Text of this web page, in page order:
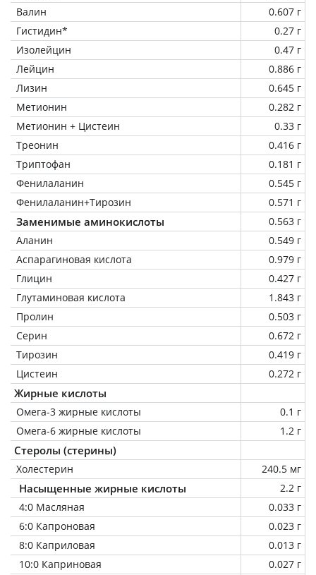
Валин
0.607 г
Гистидин*
0.27 г
Изолейцин
0.47 г
Лейцин
0.886 г
Лизин
0.645 г
Метионин
0.282 г
Метионин + Цистеин
0.33 г
Треонин
0.416 г
Триптофан
0.181 г
Фенилаланин
0.545 г
Фенилаланин+Тирозин
0.571 г
Заменимые аминокислоты
0.563 г
Аланин
0.549 г
Аспарагиновая кислота
0.979 г
Глицин
0.427 г
Глутаминовая кислота
1.843 г
Пролин
0.503 г
Серин
0.672 г
Тирозин
0.419 г
Цистеин
0.272 г
Жирные кислоты
Омега-3 жирные кислоты
0.1 г
Омега-6 жирные кислоты
1.2 г
Стеролы (стерины)
Холестерин 240.5 мг
Насыщенные жирные кислоты
2.2 г
4:0 Масляная
0.033 г
6:0 Капроновая
0.023 г
8:0 Каприловая
0.013 г
10:0 Каприновая
0.027 г